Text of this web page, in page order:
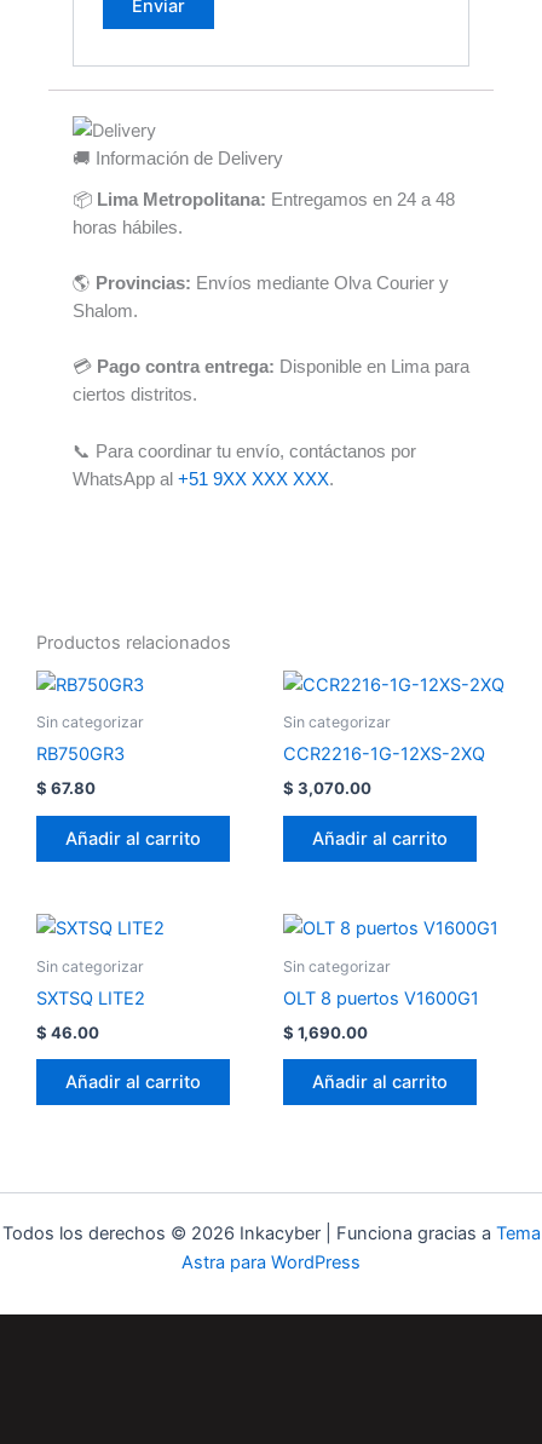
🚚 Información de Delivery
📦 Lima Metropolitana: Entregamos en 24 a 48
horas hábiles.
🌎 Provincias: Envíos mediante Olva Courier y
Shalom.
💳 Pago contra entrega: Disponible en Lima para
ciertos distritos.
📞 Para coordinar tu envío, contáctanos por
WhatsApp al +51 9XX XXX XXX.
Productos relacionados
Sin categorizar
RB750GR3
$ 67.80
Añadir al carrito
Sin categorizar
CCR2216-1G-12XS-2XQ
$ 3,070.00
Añadir al carrito
Sin categorizar
SXTSQ LITE2
$ 46.00
Añadir al carrito
Sin categorizar
OLT 8 puertos V1600G1
$ 1,690.00
Añadir al carrito
Todos los derechos © 2026 Inkacyber | Funciona gracias a Tema
Astra para WordPress